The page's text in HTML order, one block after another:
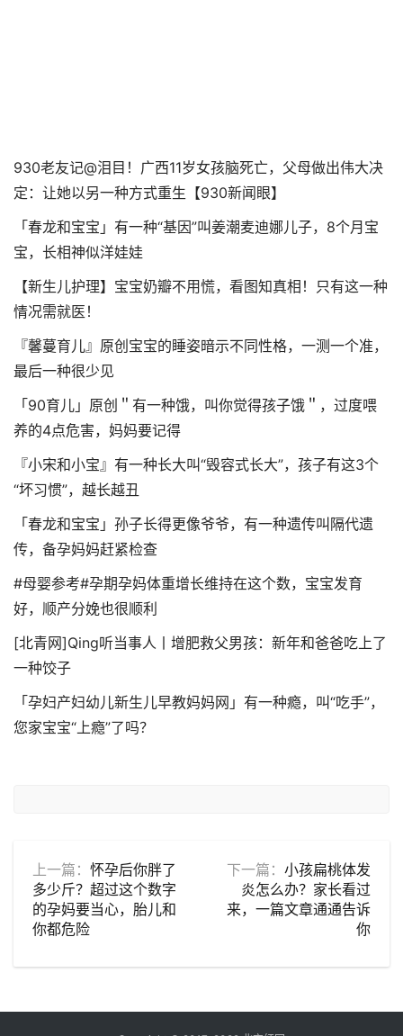
930老友记@泪目！广西11岁女孩脑死亡，父母做出伟大决
定：让她以另一种方式重生【930新闻眼】
「春龙和宝宝」有一种“基因”叫姜潮麦迪娜儿子，8个月宝
宝，长相神似洋娃娃
【新生儿护理】宝宝奶瓣不用慌，看图知真相！只有这一种
情况需就医！
『馨蔓育儿』原创宝宝的睡姿暗示不同性格，一测一个准，
最后一种很少见
「90育儿」原创＂有一种饿，叫你觉得孩子饿＂，过度喂
养的4点危害，妈妈要记得
『小宋和小宝』有一种长大叫“毁容式长大”，孩子有这3个
“坏习惯”，越长越丑
「春龙和宝宝」孙子长得更像爷爷，有一种遗传叫隔代遗
传，备孕妈妈赶紧检查
#母婴参考#孕期孕妈体重增长维持在这个数，宝宝发育
好，顺产分娩也很顺利
[北青网]Qing听当事人丨增肥救父男孩：新年和爸爸吃上了
一种饺子
「孕妇产妇幼儿新生儿早教妈妈网」有一种瘾，叫“吃手”，
您家宝宝“上瘾”了吗？
上一篇： 怀孕后你胖了
多少斤？超过这个数字
的孕妈要当心，胎儿和
你都危险
下一篇： 小孩扁桃体发
炎怎么办？家长看过
来，一篇文章通通告诉
你